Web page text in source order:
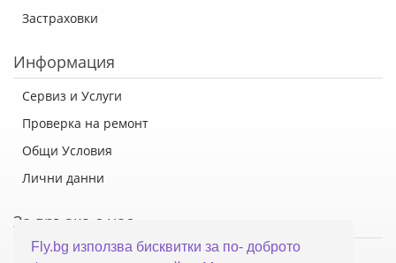
Fly.bg използва бисквитки за по- доброто
Застраховки
Информация
Сервиз и Услуги
Проверка на ремонт
Общи Условия
Лични данни
За връзка с нас
Флай Систем ООД